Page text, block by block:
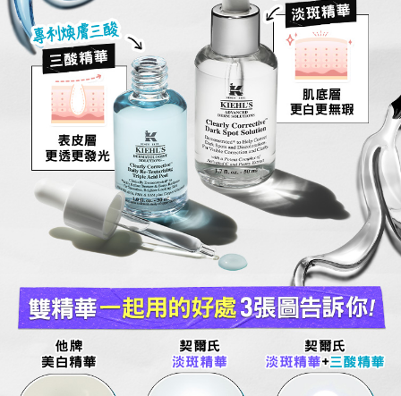
雙精華 一起用的好處 3張圖告訴你!
專利煥膚三酸
三酸精華
表皮層
更透更發光
淡斑精華
肌底層
更白更無瑕
他牌
美白精華
契爾氏
淡斑精華
契爾氏
淡斑精華+三酸精華